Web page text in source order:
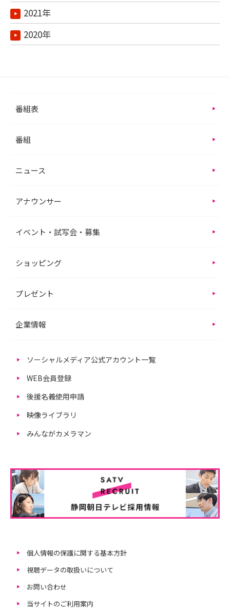
2021年
2020年
番組表
番組
ニュース
アナウンサー
イベント・試写会・募集
ショッピング
プレゼント
企業情報
ソーシャルメディア公式アカウント一覧
WEB会員登録
後援名義使用申請
映像ライブラリ
みんながカメラマン
個人情報の保護に関する基本方針
視聴データの取扱いについて
お問い合わせ
当サイトのご利用案内